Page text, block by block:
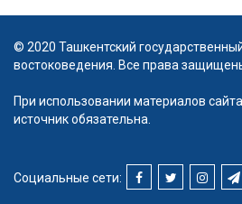
© 2020 Ташкентский
востоковедения. Все права
При использовании материалов
источник обязательна.
Социальные сети: